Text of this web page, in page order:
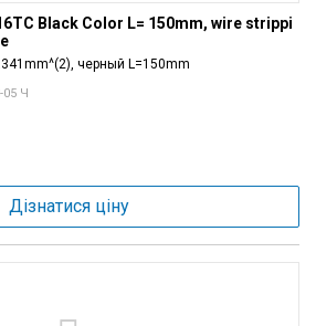
Black Color L= 150mm, wire strippi
черный L=150mm
05 Ч
Дізнатися ціну